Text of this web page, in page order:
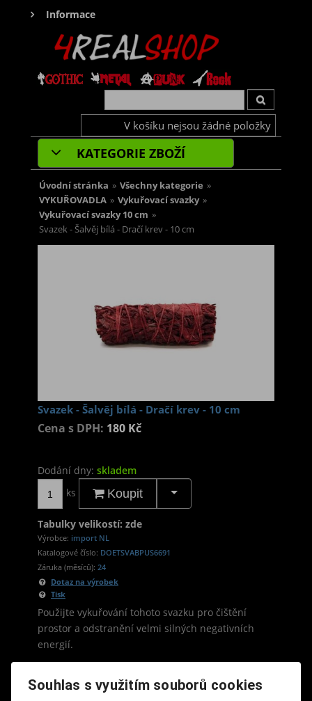
Informace
V košíku nejsou žádné položky
KATEGORIE ZBOŽÍ
Úvodní stránka » Všechny kategorie »
VYKUŘOVADLA » Vykuřovací svazky »
Vykuřovací svazky 10 cm »
Svazek - Šalvěj bílá - Dračí krev - 10 cm
Svazek - Šalvěj bílá - Dračí krev - 10 cm
Cena s DPH: 180 Kč
Dodání dny: skladem
ks
Koupit
Tabulky velikostí: zde
Výrobce: import NL
Katalogové číslo: DOETSVABPUS6691
Záruka (měsíců): 24
Dotaz na výrobek
Tisk
Použijte vykuřování tohoto svazku pro čištění
prostor a odstranění velmi silných negativních
energií.
složení: přírodní sušené listy a stonky, provázek
Souhlas s využitím souborů cookies